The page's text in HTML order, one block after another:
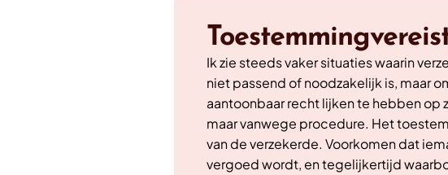
Ik zie steeds vaker situaties waarin
niet passend of noodzakelijk is, maar
aantoonbaar recht lijken te hebben op
maar vanwege procedure. Het
van de verzekerde. Voorkomen dat
vergoed wordt, en tegelijkertijd